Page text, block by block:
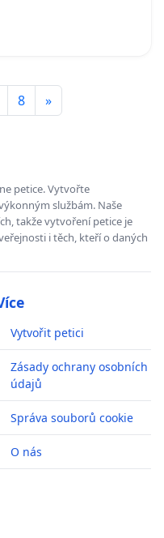
8 »
petice. Vytvořte
službám. Naše
takže vytvoření petice je
i těch, kteří o daných
Vytvořit petici
Zásady ochrany osobních
údajů
Správa souborů cookie
O nás